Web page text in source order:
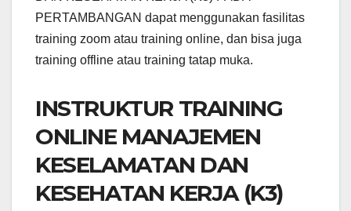
PERTAMBANGAN dapat menggunakan fasilitas
training zoom atau training online, dan bisa juga
training offline atau training tatap muka.
INSTRUKTUR TRAINING
ONLINE MANAJEMEN
KESELAMATAN DAN
KESEHATAN KERJA (K3)